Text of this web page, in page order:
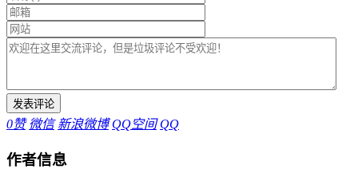
0赞 微信 新浪微博 QQ空间 QQ
作者信息